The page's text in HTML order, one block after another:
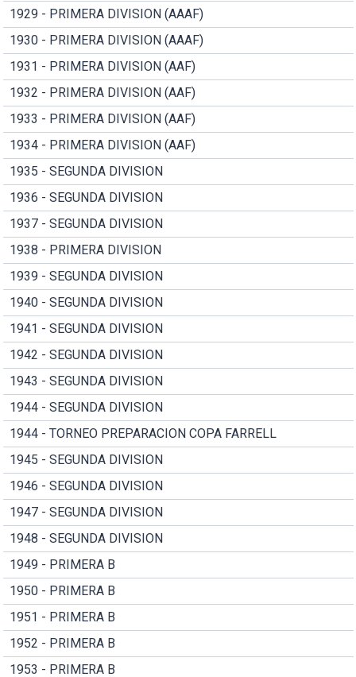
1929 - PRIMERA DIVISION (AAAF)
1930 - PRIMERA DIVISION (AAAF)
1931 - PRIMERA DIVISION (AAF)
1932 - PRIMERA DIVISION (AAF)
1933 - PRIMERA DIVISION (AAF)
1934 - PRIMERA DIVISION (AAF)
1935 - SEGUNDA DIVISION
1936 - SEGUNDA DIVISION
1937 - SEGUNDA DIVISION
1938 - PRIMERA DIVISION
1939 - SEGUNDA DIVISION
1940 - SEGUNDA DIVISION
1941 - SEGUNDA DIVISION
1942 - SEGUNDA DIVISION
1943 - SEGUNDA DIVISION
1944 - SEGUNDA DIVISION
1944 - TORNEO PREPARACION COPA FARRELL
1945 - SEGUNDA DIVISION
1946 - SEGUNDA DIVISION
1947 - SEGUNDA DIVISION
1948 - SEGUNDA DIVISION
1949 - PRIMERA B
1950 - PRIMERA B
1951 - PRIMERA B
1952 - PRIMERA B
1953 - PRIMERA B